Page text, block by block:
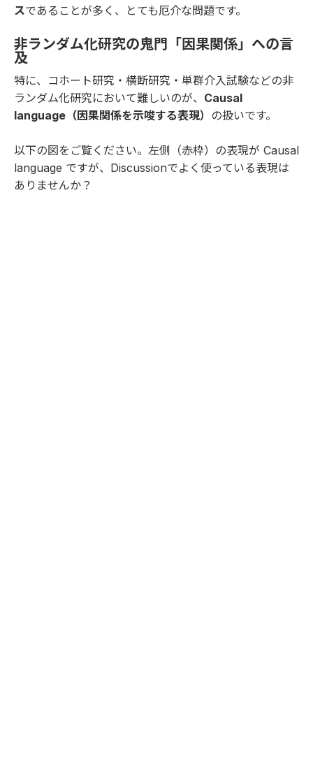
スであることが多く、とても厄介な問題です。
非ランダム化研究の鬼門「因果関係」への言
及
特に、コホート研究・横断研究・単群介入試験などの非
ランダム化研究において難しいのが、 Causal
language（因果関係を示唆する表現） の扱いです。
以下の図をご覧ください。左側（赤枠）の表現が Causal
language ですが、Discussionでよく使っている表現は
ありませんか？